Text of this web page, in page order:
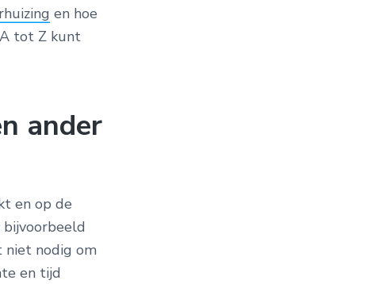
en hoe
A tot Z kunt
ander
en op de
bijvoorbeeld
niet nodig om
en tijd